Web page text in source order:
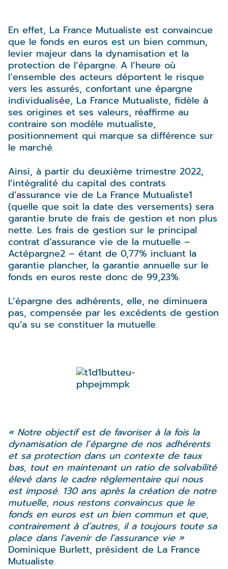
En effet, La France Mutualiste est convaincue
que le fonds en euros est un bien commun,
levier majeur dans la dynamisation et la
protection de l’épargne. A l’heure où
l’ensemble des acteurs déportent le risque
vers les assurés, confortant une épargne
individualisée, La France Mutualiste, fidèle à
ses origines et ses valeurs, réaffirme au
contraire son modèle mutualiste,
positionnement qui marque sa différence sur
le marché.
Ainsi, à partir du deuxième trimestre 2022,
l’intégralité du capital des contrats
d’assurance vie de La France Mutualiste1
(quelle que soit la date des versements) sera
garantie brute de frais de gestion et non plus
nette. Les frais de gestion sur le principal
contrat d’assurance vie de la mutuelle –
Actépargne2 – étant de 0,77% incluant la
garantie plancher, la garantie annuelle sur le
fonds en euros reste donc de 99,23%.
L’épargne des adhérents, elle, ne diminuera
pas, compensée par les excédents de gestion
qu’a su se constituer la mutuelle.
« Notre objectif est de favoriser à la fois la
dynamisation de l’épargne de nos adhérents
et sa protection dans un contexte de taux
bas, tout en maintenant un ratio de solvabilité
élevé dans le cadre réglementaire qui nous
est imposé. 130 ans après la création de notre
mutuelle, nous restons convaincus que le
fonds en euros est un bien commun et que,
contrairement à d’autres, il a toujours toute sa
place dans l’avenir de l’assurance vie »
Dominique Burlett, président de La France
Mutualiste.